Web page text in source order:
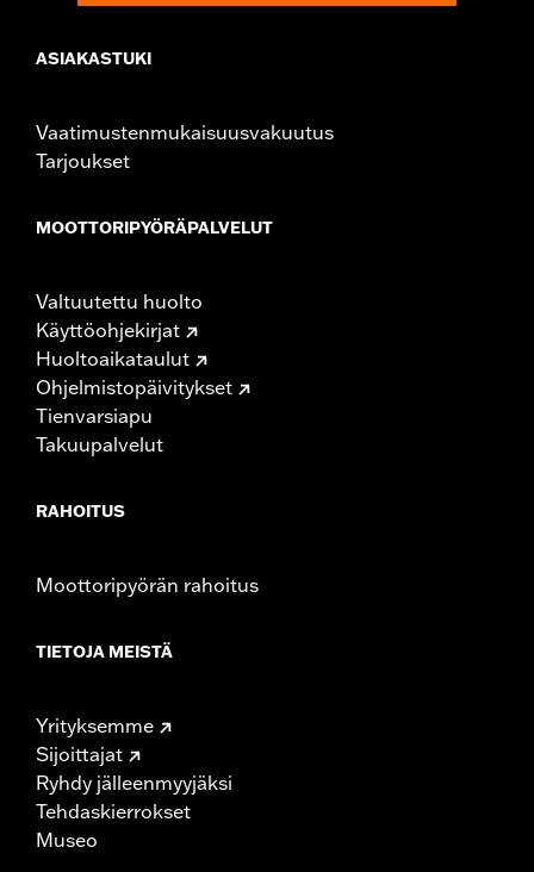
ASIAKASTUKI
Vaatimustenmukaisuusvakuutus
Tarjoukset
MOOTTORIPYÖRÄPALVELUT
Valtuutettu huolto
Käyttöohjekirjat
Huoltoaikataulut
Ohjelmistopäivitykset
Tienvarsiapu
Takuupalvelut
RAHOITUS
Moottoripyörän rahoitus
TIETOJA MEISTÄ
Yrityksemme
Sijoittajat
Ryhdy jälleenmyyjäksi
Tehdaskierrokset
Museo